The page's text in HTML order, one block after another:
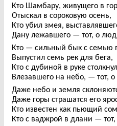
Кто Шамбару, живущего в
Отыскал в сороковую осень,
Кто убил змея,
Дану лежавшего — тот, о
Кто — сильный бык с семью
Выпустил семь рек для бега,
Кто с дубиной в руке
Влезавшего на небо, — тот,
Даже небо и земля
Даже горы страшатся его
Кто известен как пьющий
Кто с ваджрой в длани —